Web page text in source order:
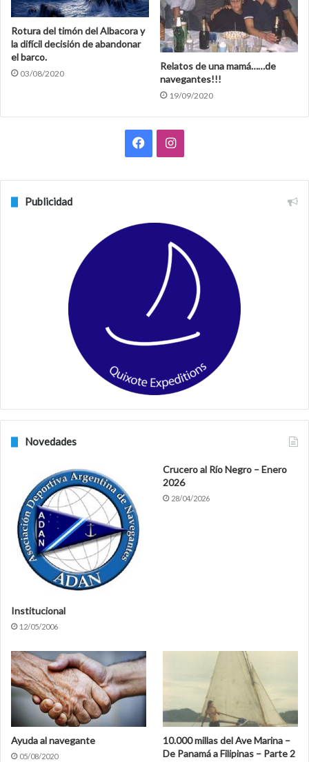
Rotura del timón del Albacora y
la difícil decisión de abandonar
el barco.
03/08/2020
Relatos de una mamá……de
navegantes!!!
19/09/2020
e
o
I
t
a
a
Publicidad
Novedades
Institucional
12/05/2006
Crucero al Río Negro – Enero
2026
28/04/2026
Ayuda al navegante
05/08/2020
10.000 millas del Ave Marina –
De Panamá a Filipinas – Parte 2